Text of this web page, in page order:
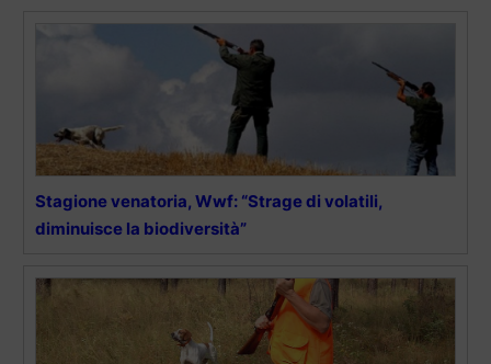
Stagione venatoria, Wwf: “Strage di volatili,
diminuisce la biodiversità”